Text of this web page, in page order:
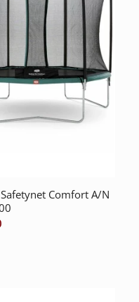
Comfort A/N